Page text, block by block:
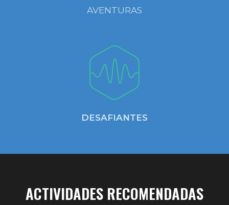
AVENTURAS
DESAFIANTES
ACTIVIDADES RECOMENDADAS